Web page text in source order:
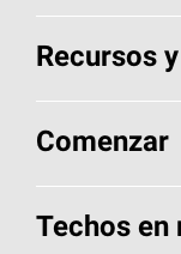
Elija sus tejas
Encuentre un
Recursos
Aspectos
Herramientas
Comenzar
Llame al 1-
Techos en